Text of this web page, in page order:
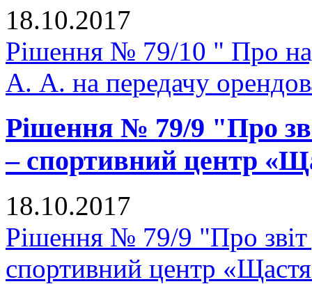
18.10.2017
Рішення № 79/10 " Про
А. А. на передачу
Рішення № 79/9 "Про
– спортивний центр
18.10.2017
Рішення № 79/9 "Про
спортивний центр